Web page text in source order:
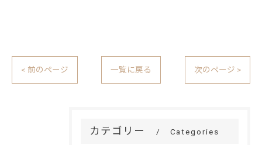
< 前のページ 一覧に戻る 次のページ >
カテゴリー Categories